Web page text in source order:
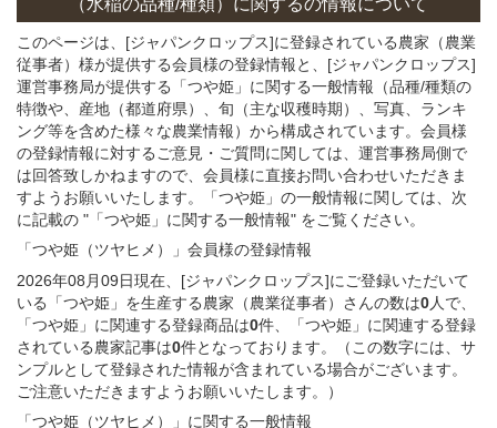
（水稲の品種/種類） に関するの情報について
このページは、[ジャパンクロップス]に登録されている農家（農業
従事者）様が提供する会員様の登録情報と、[ジャパンクロップス]
運営事務局が提供する「つや姫」 に関する一般情報（品種/種類の
特徴や、産地（都道府県）、旬（主な収穫時期）、写真、ランキ
ング等を含めた様々な農業情報）から構成されています。会員様
の登録情報に対するご意見・ご質問に関しては、運営事務局側で
は回答致しかねますので、会員様に直接お問い合わせいただきま
すようお願いいたします。「つや姫」の一般情報に関しては、次
に記載の "「つや姫」に関する一般情報" をご覧ください。
「つや姫（ツヤヒメ）」会員様の登録情報
2026年08月09日現在、[ジャパンクロップス]にご登録いただいて
いる「つや姫」を生産する農家（農業従事者）さんの数は0人で、
「つや姫」に関連する登録商品は0件、「つや姫」に関連する登録
されている農家記事は0件となっております。（この数字には、サ
ンプルとして登録された情報が含まれている場合がございます。
ご注意いただきますようお願いいたします。）
「つや姫（ツヤヒメ）」に関する一般情報